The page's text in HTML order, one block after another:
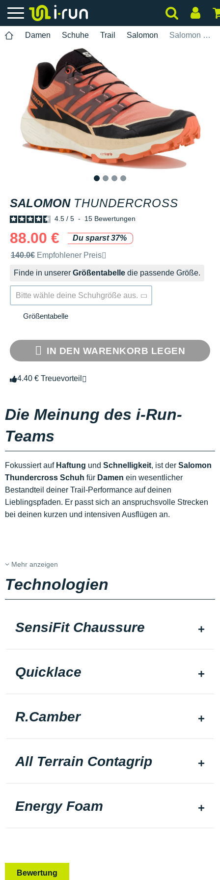
Damen Schuhe Trail Salomon Salomon Thundercross
SALOMON THUNDERCROSS
4.5 / 5 - 15 Bewertungen
88.00 €
Du sparst 37%
Unverbindliche Preisempfehlung der Marke
140.0€ Empfohlener Preis
Finde in unserer Größentabelle die passende Größe.
Bitte wähle deine Schuhgröße aus.
Größentabelle
IN DEN WARENKORB LEGEN
4.40 € Treuevorteil
Die Meinung des i-Run-
Teams
Fokussiert auf Haftung und Schnelligkeit, ist der Salomon
Thundercross Schuh für Damen ein wesentlicher
Bestandteil deiner Trail-Performance auf deinen
Lieblingspfaden. Er passt sich an anspruchsvolle Strecken
bei deinen kurzen und intensiven Ausflügen an.
Mehr anzeigen
Technologien
SensiFit Chaussure
Quicklace
R.Camber
All Terrain Contagrip
Energy Foam
Bewertung